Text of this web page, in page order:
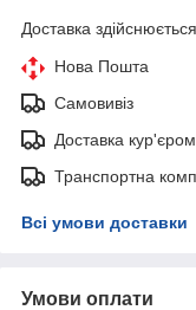
Доставка
Нова Пошта
Самовивіз
Доставка кур'єром
Транспортна
Всі умови доставки
Умови оплати